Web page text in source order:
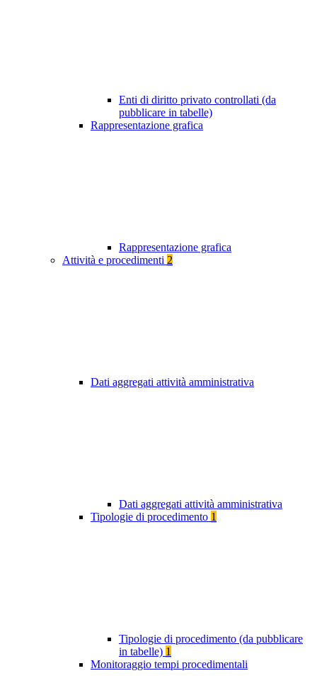
Enti di diritto privato controllati (da
pubblicare in tabelle)
Rappresentazione grafica
Rappresentazione grafica
Attività e procedimenti 2
Dati aggregati attività amministrativa
Dati aggregati attività amministrativa
Tipologie di procedimento 1
Tipologie di procedimento (da pubblicare
in tabelle) 1
Monitoraggio tempi procedimentali